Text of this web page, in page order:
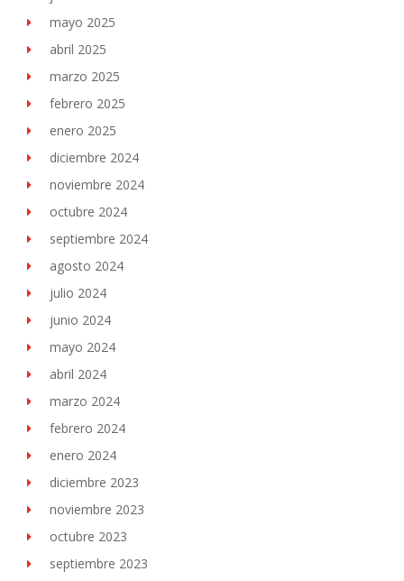
mayo 2025
abril 2025
marzo 2025
febrero 2025
enero 2025
diciembre 2024
noviembre 2024
octubre 2024
septiembre 2024
agosto 2024
julio 2024
junio 2024
mayo 2024
abril 2024
marzo 2024
febrero 2024
enero 2024
diciembre 2023
noviembre 2023
octubre 2023
septiembre 2023